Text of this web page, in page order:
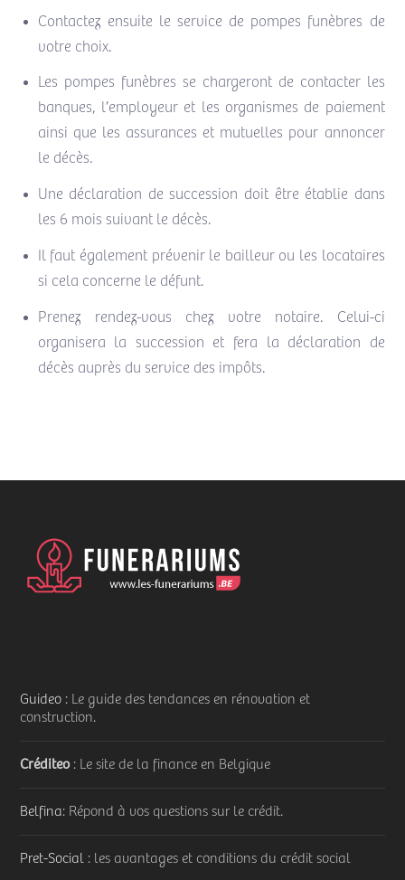
Contactez ensuite le service de pompes funèbres de
votre choix.
Les pompes funèbres se chargeront de contacter les
banques, l’employeur et les organismes de paiement
ainsi que les assurances et mutuelles pour annoncer
le décès.
Une déclaration de succession doit être établie dans
les 6 mois suivant le décès.
Il faut également prévenir le bailleur ou les locataires
si cela concerne le défunt.
Prenez rendez-vous chez votre notaire. Celui-ci
organisera la succession et fera la déclaration de
décès auprès du service des impôts.
Guideo : Le guide des tendances en rénovation et
construction.
Créditeo: Le site de la finance en Belgique
Belfina: Répond à vos questions sur le crédit.
Pret-Social : les avantages et conditions du crédit social